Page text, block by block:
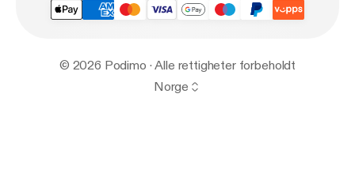
© 2026 Podimo · Alle rettigheter forbeholdt
Norge